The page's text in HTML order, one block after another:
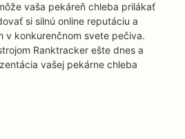
vaša pekáreň chleba prilákať
si silnú online reputáciu a
v konkurenčnom svete pečiva.
Ranktracker ešte dnes a
vašej pekárne chleba